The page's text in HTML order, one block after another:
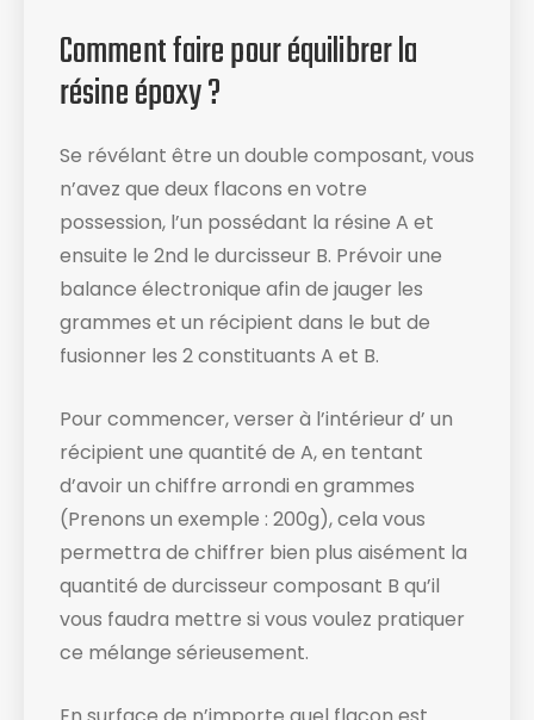
Comment faire pour équilibrer la
résine époxy ?
Se révélant être un double composant, vous
n’avez que deux flacons en votre
possession, l’un possédant la résine A et
ensuite le 2nd le durcisseur B. Prévoir une
balance électronique afin de jauger les
grammes et un récipient dans le but de
fusionner les 2 constituants A et B.
Pour commencer, verser à l’intérieur d’ un
récipient une quantité de A, en tentant
d’avoir un chiffre arrondi en grammes
(Prenons un exemple : 200g), cela vous
permettra de chiffrer bien plus aisément la
quantité de durcisseur composant B qu’il
vous faudra mettre si vous voulez pratiquer
ce mélange sérieusement.